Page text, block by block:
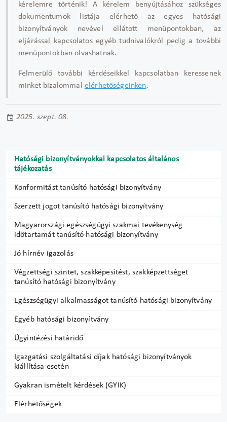
Hatósági bizonyítványokkal kapcsolatos általános
tájékozatás
Konformitást tanúsító hatósági bizonyítvány
Szerzett jogot tanúsító hatósági bizonyítvány
Magyarországi egészségügyi szakmai tevékenység
időtartamát tanúsító hatósági bizonyítvány
Jó hírnév igazolás
Végzettségi szintet, szakképesítést, szakképzettséget
tanúsító hatósági bizonyítvány
Egészségügyi alkalmasságot tanúsító hatósági bizonyítvány
Egyéb hatósági bizonyítvány
Ügyintézési határidő
Igazgatási szolgáltatási díjak hatósági bizonyítványok
kiállítása esetén
Gyakran ismételt kérdések (GYIK)
Elérhetőségek
kérelemre történik! A kérelem benyújtásához szükséges
dokumentumok listája elérhető az egyes hatósági
bizonyítványok nevével ellátott menüpontokban, az
eljárással kapcsolatos egyéb tudnivalókról pedig a további
menüpontokban olvashatnak.
Felmerülő további kérdéseikkel kapcsolatban keressenek
minket bizalommal elérhetőségeinken.
2025. szept. 08.